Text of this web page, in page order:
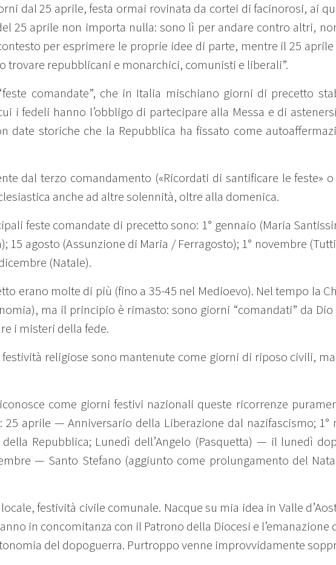
dal 25 aprile, festa ormai rovinata da cortei di facinorosi, ai
25 aprile non importa nulla: sono lì per andare contro altri,
per esprimere le proprie idee di parte, mentre il 25
trovare repubblicani e monarchici, comunisti e liberali”.
comandate”, che in Italia mischiano giorni di precetto
i fedeli hanno l’obbligo di partecipare alla Messa e di
date storiche che la Repubblica ha fissato come
dal terzo comandamento («Ricordati di santificare le feste»
anche ad altre solennità, oltre alla domenica.
feste comandate di precetto sono: 1° gennaio (Maria
15 agosto (Assunzione di Maria / Ferragosto); 1° novembre
(Natale).
erano molte di più (fino a 35-45 nel Medioevo). Nel tempo la
ma il principio è rimasto: sono giorni “comandati” da
i misteri della fede.
religiose sono mantenute come giorni di riposo civili,
come giorni festivi nazionali queste ricorrenze
aprile — Anniversario della Liberazione dal nazifascismo;
Repubblica; Lunedì dell’Angelo (Pasquetta) — il lunedì
— Santo Stefano (aggiunto come prolungamento del
festività civile comunale. Nacque su mia idea in Valle
in concomitanza con il Patrono della Diocesi e l’emanazione
del dopoguerra. Purtroppo venne improvvidamente